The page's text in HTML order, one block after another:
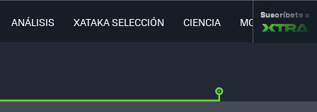
ANÁLISIS XATAKA SELECCIÓN CIENCIA MOVILIDAD
Suscríbete a